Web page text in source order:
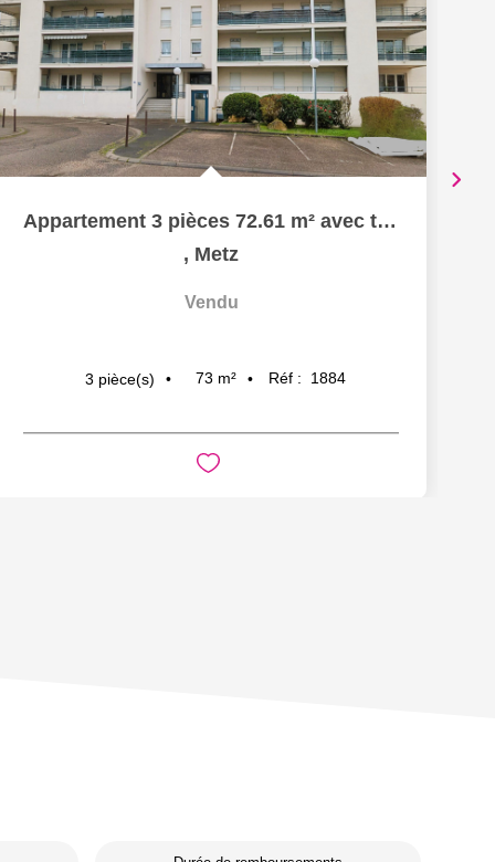
Appartement 3 pièces 72.61 m² avec terrasse cellier et...
, Metz
Vendu
3 pièce(s) 73 m² Réf : 1884